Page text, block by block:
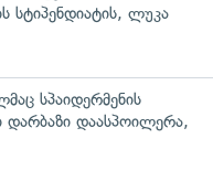
სტიპენდიატის, ლუკა
სპაიდერმენის
დარბაზი დაასპოილერა,